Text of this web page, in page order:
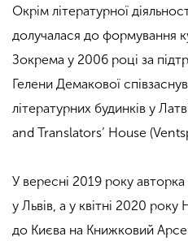
Окрім літературної
долучалася до формування
Зокрема у 2006 році за
Гелени Демакової
літературних будинків у
and Translators’ House
У вересні 2019 року
у Львів, а у квітні 2020
до Києва на Книжковий